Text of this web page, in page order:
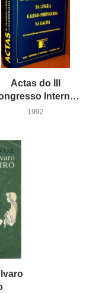
Actas do III
Congresso Internacional da Língua Galego-Portuguesa na Galiza
1992